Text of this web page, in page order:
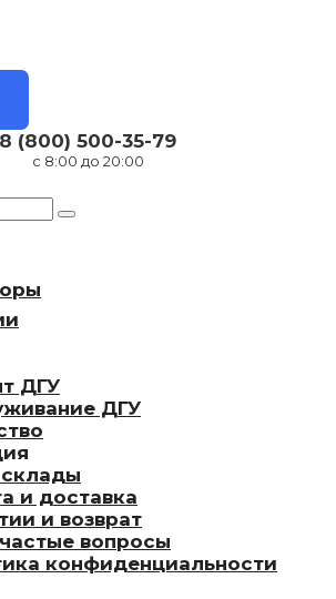
8 (800) 500-35-79
с 8:00 до 20:00
ДГУ
ДГУ
и доставка
и возврат
вопросы
конфиденциальности